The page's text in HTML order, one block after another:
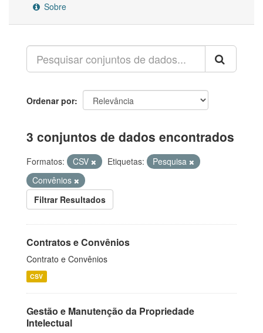
Sobre
Ordenar por
3 conjuntos de dados encontrados
Formatos: CSV Etiquetas:
Pesquisa
Convênios
Filtrar Resultados
Contratos e Convênios
Contrato e Convênios
CSV
Gestão e Manutenção da Propriedade
Intelectual